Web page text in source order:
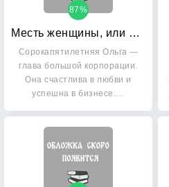
Месть женщины, или История одного предательства
87%
Сорокапятилетняя Ольга —
глава большой корпорации.
Она счастлива в любви и
успешна в бизнесе.…